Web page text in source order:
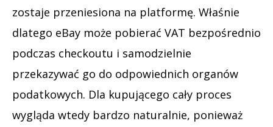
zostaje przeniesiona na platformę. Właśnie
dlatego eBay może pobierać VAT bezpośrednio
podczas checkoutu i samodzielnie
przekazywać go do odpowiednich organów
podatkowych. Dla kupującego cały proces
wygląda wtedy bardzo naturalnie, ponieważ